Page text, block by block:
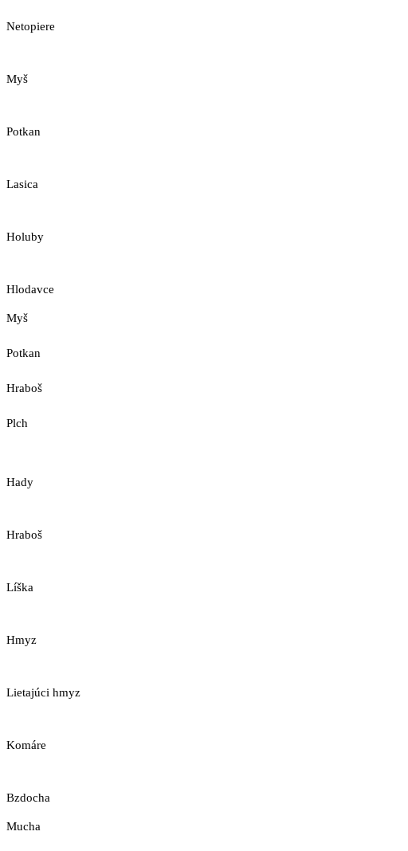
Netopiere
Myš
Potkan
Lasica
Holuby
Hlodavce
Myš
Potkan
Hraboš
Plch
Hady
Hraboš
Líška
Hmyz
Lietajúci hmyz
Komáre
Bzdocha
Mucha